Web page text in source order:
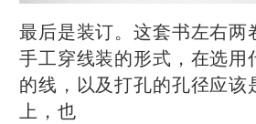
最后是装订。这套书左右两
手工穿线装的形式，在选用
的线，以及打孔的孔径应该
上，也